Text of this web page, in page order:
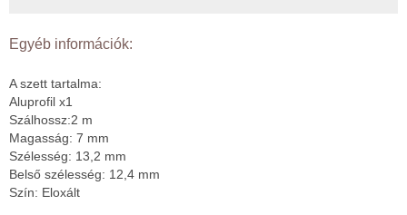
Egyéb információk:
A szett tartalma:
Aluprofil x1
Szálhossz:2 m
Magasság: 7 mm
Szélesség: 13,2 mm
Belső szélesség: 12,4 mm
Szín: Eloxált